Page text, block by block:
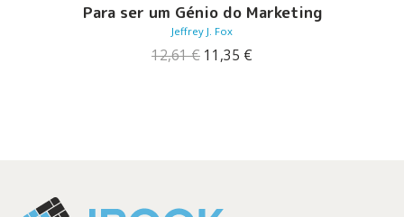
Para ser um Génio do Marketing
Jeffrey J. Fox
12,61€ O
11,35 €